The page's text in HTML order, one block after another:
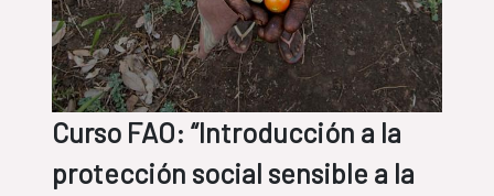
Curso FAO: “Introducción a la
protección social sensible a la